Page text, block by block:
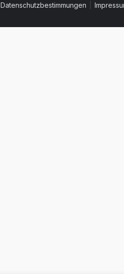
Datenschutzbestimmungen